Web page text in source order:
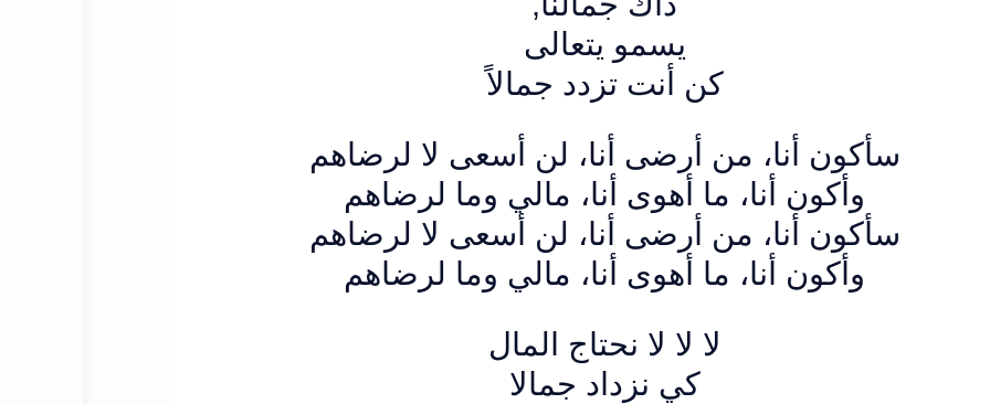
يسمو يتعالى
كن أنت تزدد جمالاً
سأكون أنا، من أرضى أنا، لن أسعى لا لرضاهم
وأكون أنا، ما أهوى أنا، مالي وما لرضاهم
سأكون أنا، من أرضى أنا، لن أسعى لا لرضاهم
وأكون أنا، ما أهوى أنا، مالي وما لرضاهم
لا لا لا نحتاج المال
كي نزداد جمالا